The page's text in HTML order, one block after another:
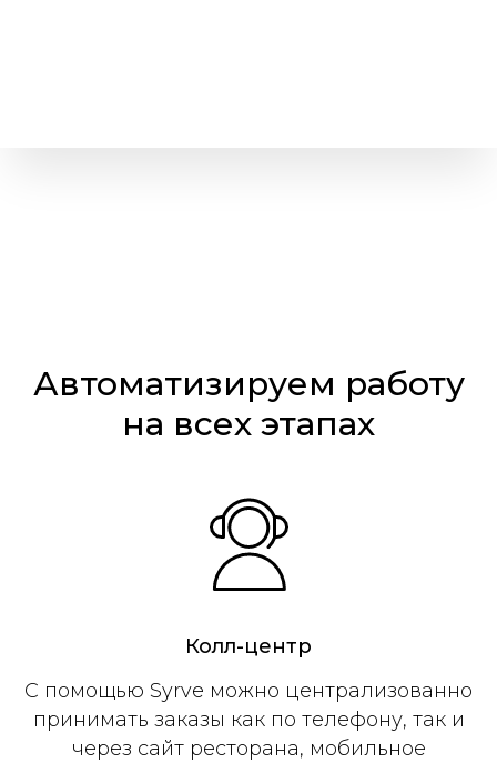
Автоматизируем работу
на всех этапах
Колл-центр
С помощью Syrve можно централизованно
принимать заказы как по телефону, так и
через сайт ресторана, мобильное